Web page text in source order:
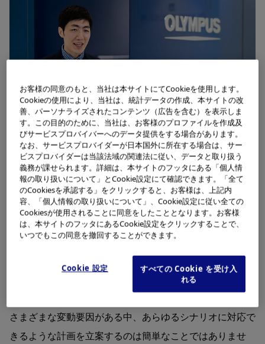
SCM部門のリージョナルプランニングという部署に所属
し、グローバル需要にタイムリーに応えるための供給計画
を策定しています。主に扱っているのは、日本国内やベト
ナムで製造している内視鏡処置具や外科エネルギーデバイ
行って適切な在庫量を維持し、安定供給することがミッシ
さまざまな変動要因がある中、あらゆるシナリオに対応で
きるような計画を立案するのは簡単なことではありませ
お客様の同意のもと、当社は本サイトにてCookieを使用します。
Cookieの使用により、当社は、統計データの作成、本サイトの改
善、パーソナライズされたコンテンツ（広告を含む）を表示しま
す。この目的のために、当社は、お客様のプロファイルを作成及
びサービスプロバイバーへのデータ提供をする場合があります。
なお、サービスプロバイダーが日本国外に所在する場合は、サー
ビスプロバイダーは当該法域の関連法に従い、データと取り扱う
義務が課せられます。詳細は、本サイトのフッタにある「個人情
報の取り扱いについて」とCookie設定にて確認できます。「全て
のCookiesを承認する」をクリックすると、お客様は、上記内
容、「個人情報の取り扱いについて」、Cookie設定に従い全ての
Cookiesが使用されることに同意をしたこととなります。お客様
は、本サイトのフッタにあるCookie設定をクリックすることで、
いつでもこの同意を撤回することができます。
Cookie 設定
すべての Cookie を受け入
れる